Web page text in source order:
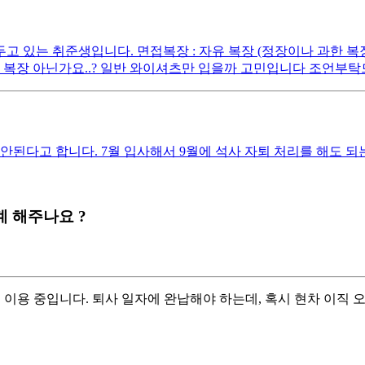
있는 취준생입니다. 면접복장 : 자유 복장 (정장이나 과한
장 아닌가요..? 일반 와이셔츠만 입을까 고민입니다 조언부
된다고 합니다. 7월 입사해서 9월에 석사 자퇴 처리를 해도 되
해주나요 ?
용 중입니다. 퇴사 일자에 완납해야 하는데, 혹시 현차 이직